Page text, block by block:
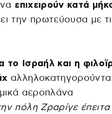
επιχειρούν κατά
την πρωτεύουσα με
το Ισραήλ και η
αεροπλάνα
πόλη Ζραρίγε